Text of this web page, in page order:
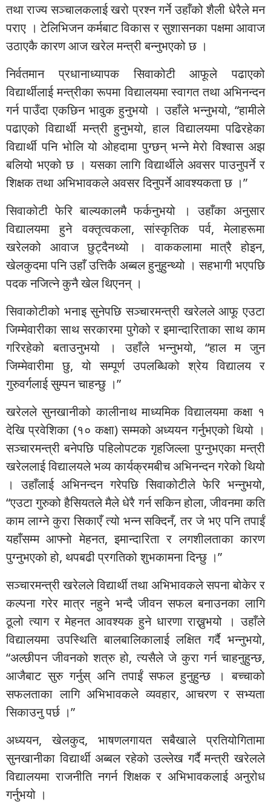
तथा राज्य सञ्चालकलाई खरो प्रश्न गर्ने उहाँको शैली धेरैले मन
पराए । टेलिभिजन कर्मबाट विकास र सुशासनका पक्षमा आवाज
उठाएकै कारण आज खरेल मन्त्री बन्नुभएको छ ।
निर्वतमान प्रधानाध्यापक सिवाकोटी आफूले पढाएको
विद्यार्थीलाई मन्त्रीका रूपमा विद्यालयमा स्वागत तथा अभिनन्दन
गर्न पाउँदा एकछिन भावुक हुनुभयो । उहाँले भन्नुभयो, “हामीले
पढाएको विद्यार्थी मन्त्री हुनुभयो, हाल विद्यालयमा पढिरहेका
विद्यार्थी पनि भोलि यो ओहदामा पुग्छन् भन्ने मेरो विश्वास अझ
बलियो भएको छ । यसका लागि विद्यार्थीले अवसर पाउनुपर्ने र
शिक्षक तथा अभिभावकले अवसर दिनुपर्ने आवश्यकता छ ।”
सिवाकोटी फेरि बाल्यकालमै फर्कनुभयो । उहाँका अनुसार
विद्यालयमा हुने वक्तृत्वकला, सांस्कृतिक पर्व, मेलाहरूमा
खरेलको आवाज छुट्दैनथ्यो । वाककलामा मात्रै होइन,
खेलकुदमा पनि उहाँ उत्तिकै अब्बल हुनुहुन्थ्यो । सहभागी भएपछि
पदक नजित्ने कुनै खेल थिएनन् ।
सिवाकोटीको भनाइ सुनेपछि सञ्चारमन्त्री खरेलले आफू एउटा
जिम्मेवारीका साथ सरकारमा पुगेको र इमान्दारिताका साथ काम
गरिरहेको बताउनुभयो । उहाँले भन्नुभयो, “हाल म जुन
जिम्मेवारीमा छु, यो सम्पूर्ण उपलब्धिको श्रेय विद्यालय र
गुरुवर्गलाई सुम्पन चाहन्छु ।”
खरेलले सुनखानीको कालीनाथ माध्यमिक विद्यालयमा कक्षा १
देखि प्रवेशिका (१० कक्षा) सम्मको अध्ययन गर्नुभएको थियो ।
सञ्चारमन्त्री बनेपछि पहिलोपटक गृहजिल्ला पुग्नुभएका मन्त्री
खरेललाई विद्यालयले भव्य कार्यक्रमबीच अभिनन्दन गरेको थियो
। उहाँलाई अभिनन्दन गरेपछि सिवाकोटीले फेरि भन्नुभयो,
“एउटा गुरुको हैसियतले मैले धेरै गर्न सकिन होला, जीवनमा कति
काम लाग्ने कुरा सिकाएँ त्यो भन्न सक्दिनँ, तर जे भए पनि तपाईं
यहाँसम्म आफ्नो मेहनत, इमान्दारिता र लगशीलताका कारण
पुग्नुभएको हो, थपबढी प्रगतिको शुभकामना दिन्छु ।”
सञ्चारमन्त्री खरेलले विद्यार्थी तथा अभिभावकले सपना बोकेर र
कल्पना गरेर मात्र नहुने भन्दै जीवन सफल बनाउनका लागि
ठूलो त्याग र मेहनत आवश्यक हुने धारणा राख्नुभयो । उहाँले
विद्यालयमा उपस्थिति बालबालिकालाई लक्षित गर्दै भन्नुभयो,
“अल्छीपन जीवनको शत्रु हो, त्यसैले जे कुरा गर्न चाहनुहुन्छ,
आजैबाट सुरु गर्नुस् अनि तपाईं सफल हुनुहुन्छ । बच्चाको
सफलताका लागि अभिभावकले व्यवहार, आचरण र सभ्यता
सिकाउनु पर्छ ।”
अध्ययन, खेलकुद, भाषणलगायत सबैखाले प्रतियोगितामा
सुनखानीका विद्यार्थी अब्बल रहेको उल्लेख गर्दै मन्त्री खरेलले
विद्यालयमा राजनीति नगर्न शिक्षक र अभिभावकलाई अनुरोध
गर्नुभयो ।